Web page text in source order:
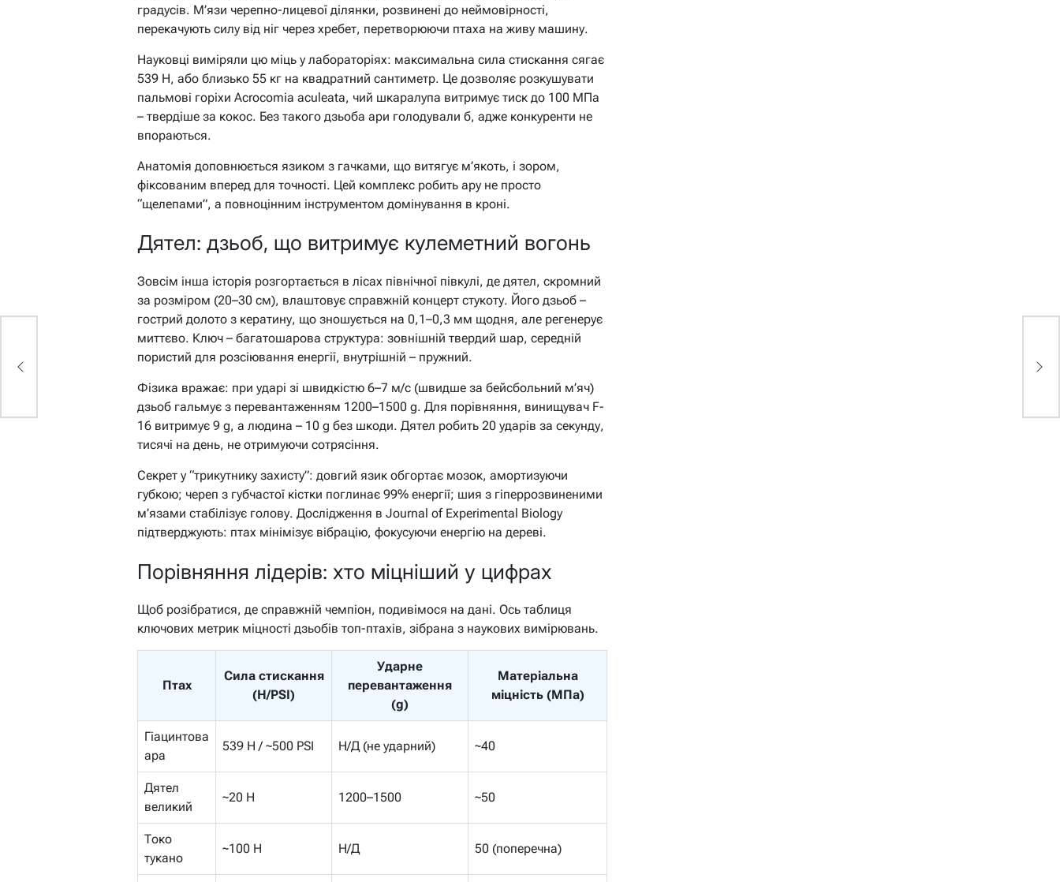
градусів. М’язи черепно-лицевої ділянки, розвинені до неймовірності,
перекачують силу від ніг через хребет, перетворюючи птаха на живу машину.
Науковці виміряли цю міць у лабораторіях: максимальна сила стискання сягає
539 Н, або близько 55 кг на квадратний сантиметр. Це дозволяє розкушувати
пальмові горіхи Acrocomia aculeata, чий шкаралупа витримує тиск до 100 МПа
– твердіше за кокос. Без такого дзьоба ари голодували б, адже конкуренти не
впораються.
Анатомія доповнюється язиком з гачками, що витягує м’якоть, і зором,
фіксованим вперед для точності. Цей комплекс робить ару не просто
“щелепами”, а повноцінним інструментом домінування в кроні.
Дятел: дзьоб, що витримує кулеметний вогонь
Зовсім інша історія розгортається в лісах північної півкулі, де дятел, скромний
за розміром (20–30 см), влаштовує справжній концерт стукоту. Його дзьоб –
гострий долото з кератину, що зношується на 0,1–0,3 мм щодня, але регенерує
миттєво. Ключ – багатошарова структура: зовнішній твердий шар, середній
пористий для розсіювання енергії, внутрішній – пружний.
Фізика вражає: при ударі зі швидкістю 6–7 м/с (швидше за бейсбольний м’яч)
дзьоб гальмує з перевантаженням 1200–1500 g. Для порівняння, винищувач F-
16 витримує 9 g, а людина – 10 g без шкоди. Дятел робить 20 ударів за секунду,
тисячі на день, не отримуючи сотрясіння.
Секрет у “трикутнику захисту”: довгий язик обгортає мозок, амортизуючи
губкою; череп з губчастої кістки поглинає 99% енергії; шия з гіперрозвиненими
м’язами стабілізує голову. Дослідження в Journal of Experimental Biology
підтверджують: птах мінімізує вібрацію, фокусуючи енергію на дереві.
Порівняння лідерів: хто міцніший у цифрах
Щоб розібратися, де справжній чемпіон, подивімося на дані. Ось таблиця
ключових метрик міцності дзьобів топ-птахів, зібрана з наукових вимірювань.
Птах
Сила стискання
(Н/PSI)
Ударне
перевантаження
(g)
Матеріальна
міцність (МПа)
Гіацинтова
ара
539 Н / ~500 PSI Н/Д (не ударний) ~40
Дятел
великий
~20 Н 1200–1500 ~50
Токо
тукано
~100 Н Н/Д 50 (поперечна)